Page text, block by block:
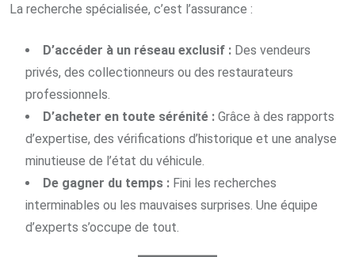
La recherche spécialisée, c’est l’assurance :
D’accéder à un réseau exclusif : Des vendeurs
privés, des collectionneurs ou des restaurateurs
professionnels.
D’acheter en toute sérénité : Grâce à des rapports
d’expertise, des vérifications d’historique et une analyse
minutieuse de l’état du véhicule.
De gagner du temps : Fini les recherches
interminables ou les mauvaises surprises. Une équipe
d’experts s’occupe de tout.